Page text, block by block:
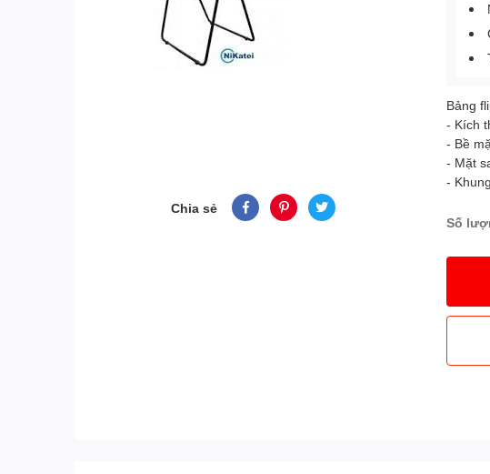
Chia sẻ
Bảng
- Kích
- Bề
- Mặt
-
Số